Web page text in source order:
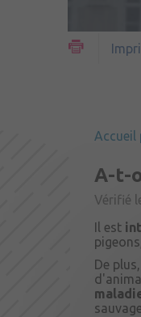
Accueil
A-t-
Vérifié
Il est
pigeons,
De